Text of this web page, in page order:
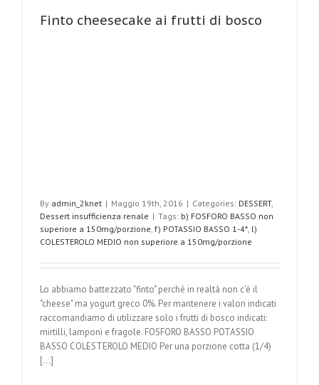
Finto cheesecake ai frutti di bosco
By admin_2knet | Maggio 19th, 2016 | Categories: DESSERT,
Dessert insufficienza renale | Tags: b) FOSFORO BASSO non
superiore a 150mg/porzione f) POTASSIO BASSO 1-4* l)
COLESTEROLO MEDIO non superiore a 150mg/porzione
Lo abbiamo battezzato "finto" perché in realtà non c'è il
"cheese" ma yogurt greco 0%. Per mantenere i valori indicati
raccomandiamo di utilizzare solo i frutti di bosco indicati:
mirtilli, lamponi e fragole. FOSFORO BASSO POTASSIO
BASSO COLESTEROLO MEDIO Per una porzione cotta (1/4)
[...]